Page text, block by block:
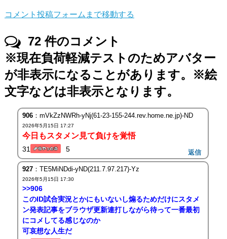
コメント投稿フォームまで移動する
72件のコメント
※現在負荷軽減テストのためアバター
が非表示になることがあります。※絵
文字などは非表示となります。
906：mVkZzNWRh-yNj(61-23-155-244.rev.home.ne.jp)-ND
2026年5月15日 17:27
今日もスタメン見て負けを覚悟
31 5 返信
927：TE5MiNDdi-yND(211.7.97.217)-Yz
2026年5月15日 17:30
>>906
このID試合実況とかにもいないし煽るためだけにスタメ
ン発表記事をブラウザ更新連打しながら待って一番最初
にコメしてる感じなのか
可哀想な人生だ